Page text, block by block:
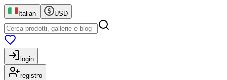
Italian USD
login
registro